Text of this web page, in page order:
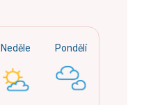
Neděle Pondělí